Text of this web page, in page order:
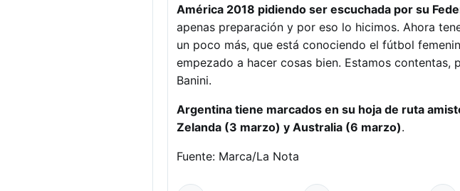
América 2018 pidiendo ser escuchada por su
apenas preparación y por eso lo hicimos. Ahora
un poco más, que está conociendo el fútbol
empezado a hacer cosas bien. Estamos contentas,
Banini.
Argentina tiene marcados en su hoja de ruta
Zelanda (3 marzo) y Australia (6 marzo).
Fuente: Marca/La Nota